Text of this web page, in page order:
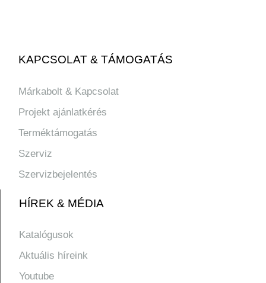
KAPCSOLAT & TÁMOGATÁS
Márkabolt & Kapcsolat
Projekt ajánlatkérés
Terméktámogatás
Szerviz
Szervizbejelentés
HÍREK & MÉDIA
Katalógusok
Aktuális híreink
Youtube